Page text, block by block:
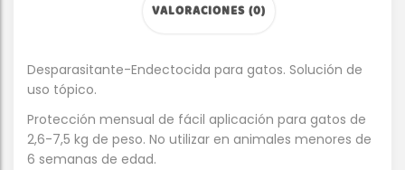
VALORACIONES (0)
Desparasitante-Endectocida para gatos. Solución de
uso tópico.
Protección mensual de fácil aplicación para gatos de
2,6-7,5 kg de peso. No utilizar en animales menores de
6 semanas de edad.